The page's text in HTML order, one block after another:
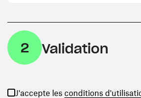
2 Validation
J'accepte les conditions